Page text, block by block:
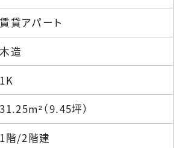
賃貸アパート
木造
1K
31.25m²（9.45坪）
1階/2階建